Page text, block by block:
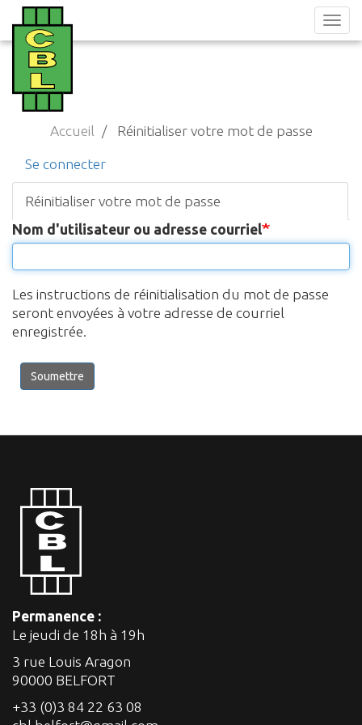
Aller
au
contenu
principal
Accueil Réinitialiser votre mot de passe
Onglets
principaux
Se connecter
Réinitialiser votre mot de passe
actif)
Nom d'utilisateur ou adresse courriel
Les instructions de réinitialisation du mot de passe
seront envoyées à votre adresse de courriel
enregistrée.
Soumettre
Permanence :
Le jeudi de 18h à 19h
3 rue Louis Aragon
90000 BELFORT
+33 (0)3 84 22 63 08